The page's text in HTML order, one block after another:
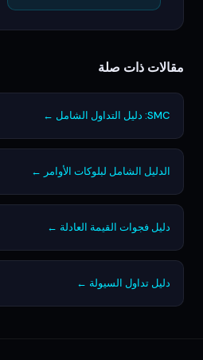
مقالات ذات صلة
SMC: دليل التداول الشامل ←
الدليل الشامل لبلوكات الأوامر ←
دليل فجوات القيمة العادلة ←
دليل تداول السيولة ←